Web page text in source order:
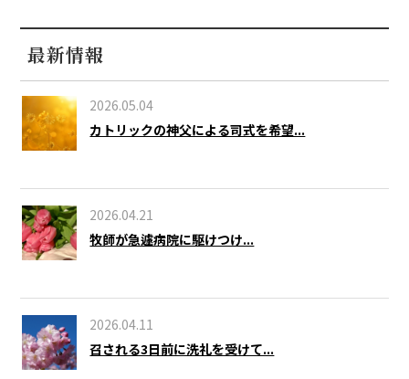
最新情報
2026.05.04
カトリックの神父による司式を希望...
2026.04.21
牧師が急遽病院に駆けつけ...
2026.04.11
召される3日前に洗礼を受けて...